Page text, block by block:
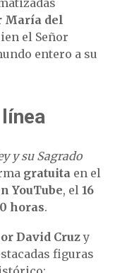
María del
el Señor
entero a su
y su Sagrado
gratuita en el
YouTube, el 16
horas.
David Cruzy
figuras